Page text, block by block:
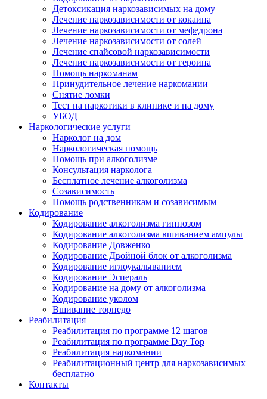
Детоксикация наркозависимых на дому
Лечение наркозависимости от кокаина
Лечение наркозависимости от мефедрона
Лечение наркозависимости от солей
Лечение спайсовой наркозависимости
Лечение наркозависимости от героина
Помощь наркоманам
Принудительное лечение наркомании
Снятие ломки
Тест на наркотики в клинике и на дому
УБОД
Наркологические услуги
Нарколог на дом
Наркологическая помощь
Помощь при алкоголизме
Консультация нарколога
Бесплатное лечение алкоголизма
Созависимость
Помощь родственникам и созависимым
Кодирование
Кодирование алкоголизма гипнозом
Кодирование алкоголизма вшиванием ампулы
Кодирование Довженко
Кодирование Двойной блок от алкоголизма
Кодирование иглоукалыванием
Кодирование Эспераль
Кодирование на дому от алкоголизма
Кодирование уколом
Вшивание торпедо
Реабилитация
Реабилитация по программе 12 шагов
Реабилитация по программе Day Top
Реабилитация наркомании
Реабилитационный центр для наркозависимых
бесплатно
Контакты